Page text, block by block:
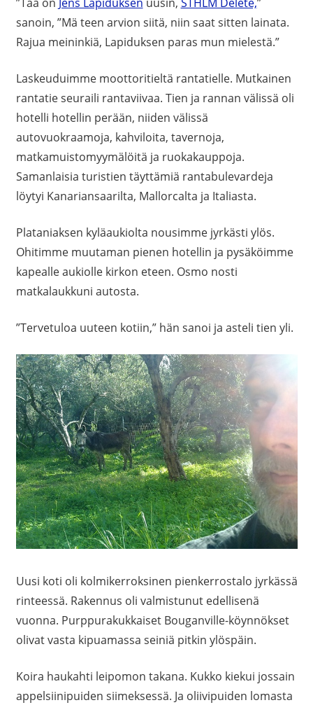
sanoin, ”Mä teen arvion siitä, niin saat sitten lainata.
Rajua meininkiä, Lapiduksen paras mun mielestä.”
Laskeuduimme moottoritieltä rantatielle. Mutkainen
rantatie seuraili rantaviivaa. Tien ja rannan välissä oli
hotelli hotellin perään, niiden välissä
autovuokraamoja, kahviloita, tavernoja,
matkamuistomyymälöitä ja ruokakauppoja.
Samanlaisia turistien täyttämiä rantabulevardeja
löytyi Kanariansaarilta, Mallorcalta ja Italiasta.
Plataniaksen kyläaukiolta nousimme jyrkästi ylös.
Ohitimme muutaman pienen hotellin ja pysäköimme
kapealle aukiolle kirkon eteen. Osmo nosti
matkalaukkuni autosta.
”Tervetuloa uuteen kotiin,” hän sanoi ja asteli tien yli.
Uusi koti oli kolmikerroksinen pienkerrostalo jyrkässä
rinteessä. Rakennus oli valmistunut edellisenä
vuonna. Purppurakukkaiset Bouganville-köynnökset
olivat vasta kipuamassa seiniä pitkin ylöspäin.
Koira haukahti leipomon takana. Kukko kiekui jossain
appelsiinipuiden siimeksessä. Ja oliivipuiden lomasta